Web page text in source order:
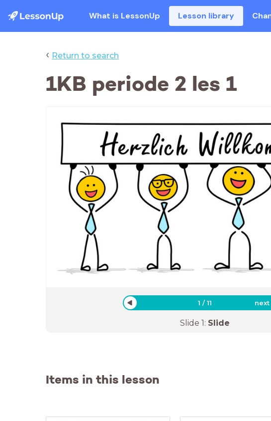
What is LessonUp Lesson library
‹ Return to search
1KB periode 2 les 1
1 /11 next
Slide 1: Slide
Items in this lesson